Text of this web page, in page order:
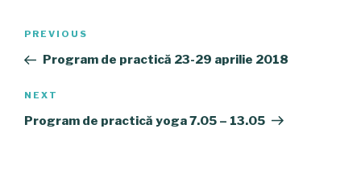
Post
Previous
Post
PREVIOUS
Program de practică 23-29 aprilie 2018
Next
Post
NEXT
Program de practică yoga 7.05 – 13.05